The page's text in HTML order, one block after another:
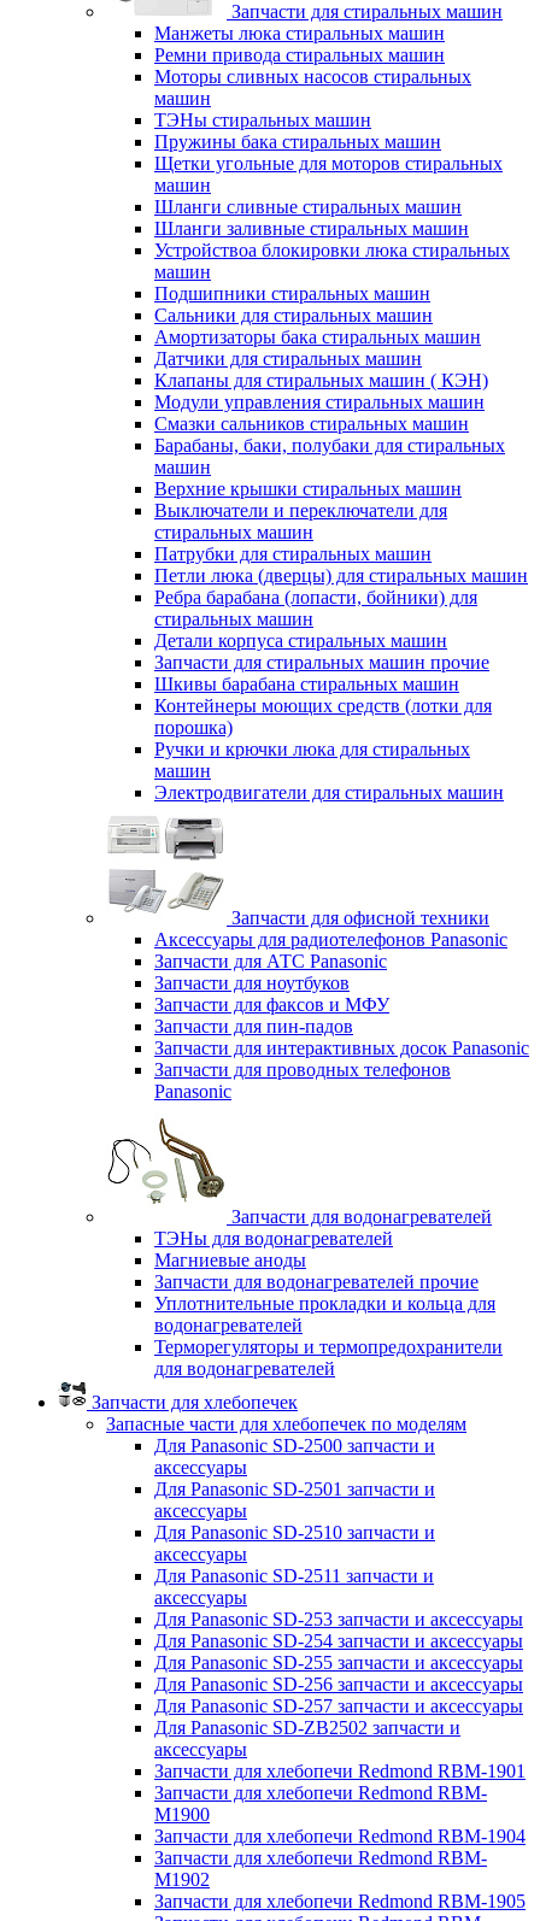
Запчасти для стиральных машин
Манжеты люка стиральных машин
Ремни привода стиральных машин
Моторы сливных насосов стиральных
машин
ТЭНы стиральных машин
Пружины бака стиральных машин
Щетки угольные для моторов стиральных
машин
Шланги сливные стиральных машин
Шланги заливные стиральных машин
Устройствоа блокировки люка стиральных
машин
Подшипники стиральных машин
Сальники для стиральных машин
Амортизаторы бака стиральных машин
Датчики для стиральных машин
Клапаны для стиральных машин ( КЭН)
Модули управления стиральных машин
Смазки сальников стиральных машин
Барабаны, баки, полубаки для стиральных
машин
Верхние крышки стиральных машин
Выключатели и переключатели для
стиральных машин
Патрубки для стиральных машин
Петли люка (дверцы) для стиральных машин
Ребра барабана (лопасти, бойники) для
стиральных машин
Детали корпуса стиральных машин
Запчасти для стиральных машин прочие
Шкивы барабана стиральных машин
Контейнеры моющих средств (лотки для
порошка)
Ручки и крючки люка для стиральных
машин
Электродвигатели для стиральных машин
Запчасти для офисной техники
Аксессуары для радиотелефонов Panasonic
Запчасти для АТС Panasonic
Запчасти для ноутбуков
Запчасти для факсов и МФУ
Запчасти для пин-падов
Запчасти для интерактивных досок Panasonic
Запчасти для проводных телефонов
Panasonic
Запчасти для водонагревателей
ТЭНы для водонагревателей
Магниевые аноды
Запчасти для водонагревателей прочие
Уплотнительные прокладки и кольца для
водонагревателей
Терморегуляторы и термопредохранители
для водонагревателей
Запчасти для хлебопечек
Запасные части для хлебопечек по моделям
Для Panasonic SD-2500 запчасти и
аксессуары
Для Panasonic SD-2501 запчасти и
аксессуары
Для Panasonic SD-2510 запчасти и
аксессуары
Для Panasonic SD-2511 запчасти и
аксессуары
Для Panasonic SD-253 запчасти и аксессуары
Для Panasonic SD-254 запчасти и аксессуары
Для Panasonic SD-255 запчасти и аксессуары
Для Panasonic SD-256 запчасти и аксессуары
Для Panasonic SD-257 запчасти и аксессуары
Для Panasonic SD-ZB2502 запчасти и
аксессуары
Запчасти для хлебопечи Redmond RBM-1901
Запчасти для хлебопечи Redmond RBM-
M1900
Запчасти для хлебопечи Redmond RBM-1904
Запчасти для хлебопечи Redmond RBM-
M1902
Запчасти для хлебопечи Redmond RBM-1905